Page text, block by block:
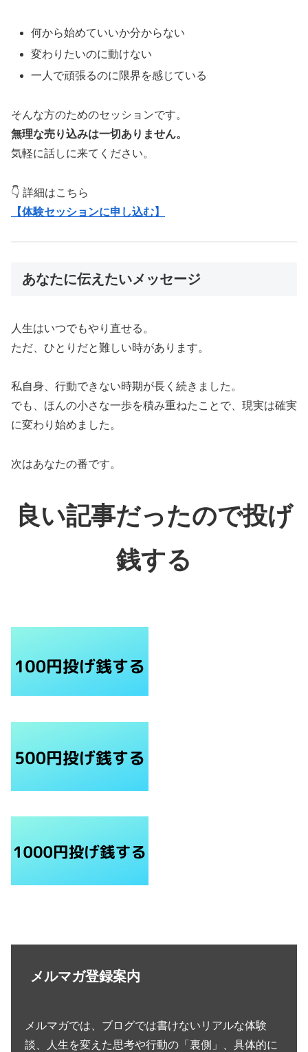
何から始めていいか分からない
変わりたいのに動けない
一人で頑張るのに限界を感じている
そんな方のためのセッションです。
無理な売り込みは一切ありません。
気軽に話しに来てください。
👇 詳細はこちら
【体験セッションに申し込む】
あなたに伝えたいメッセージ
人生はいつでもやり直せる。
ただ、ひとりだと難しい時があります。
私自身、行動できない時期が長く続きました。
でも、ほんの小さな一歩を積み重ねたことで、現実は確実
に変わり始めました。
次はあなたの番です。
良い記事だったので投げ
銭する
メルマガ登録案内
メルマガでは、ブログでは書けないリアルな体験
談、人生を変えた思考や行動の「裏側」、具体的に